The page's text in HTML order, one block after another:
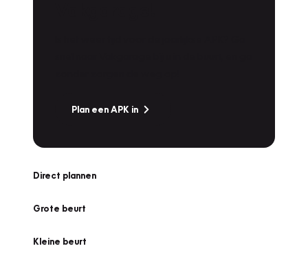
Plan een APK in
Direct plannen
Grote beurt
Kleine beurt